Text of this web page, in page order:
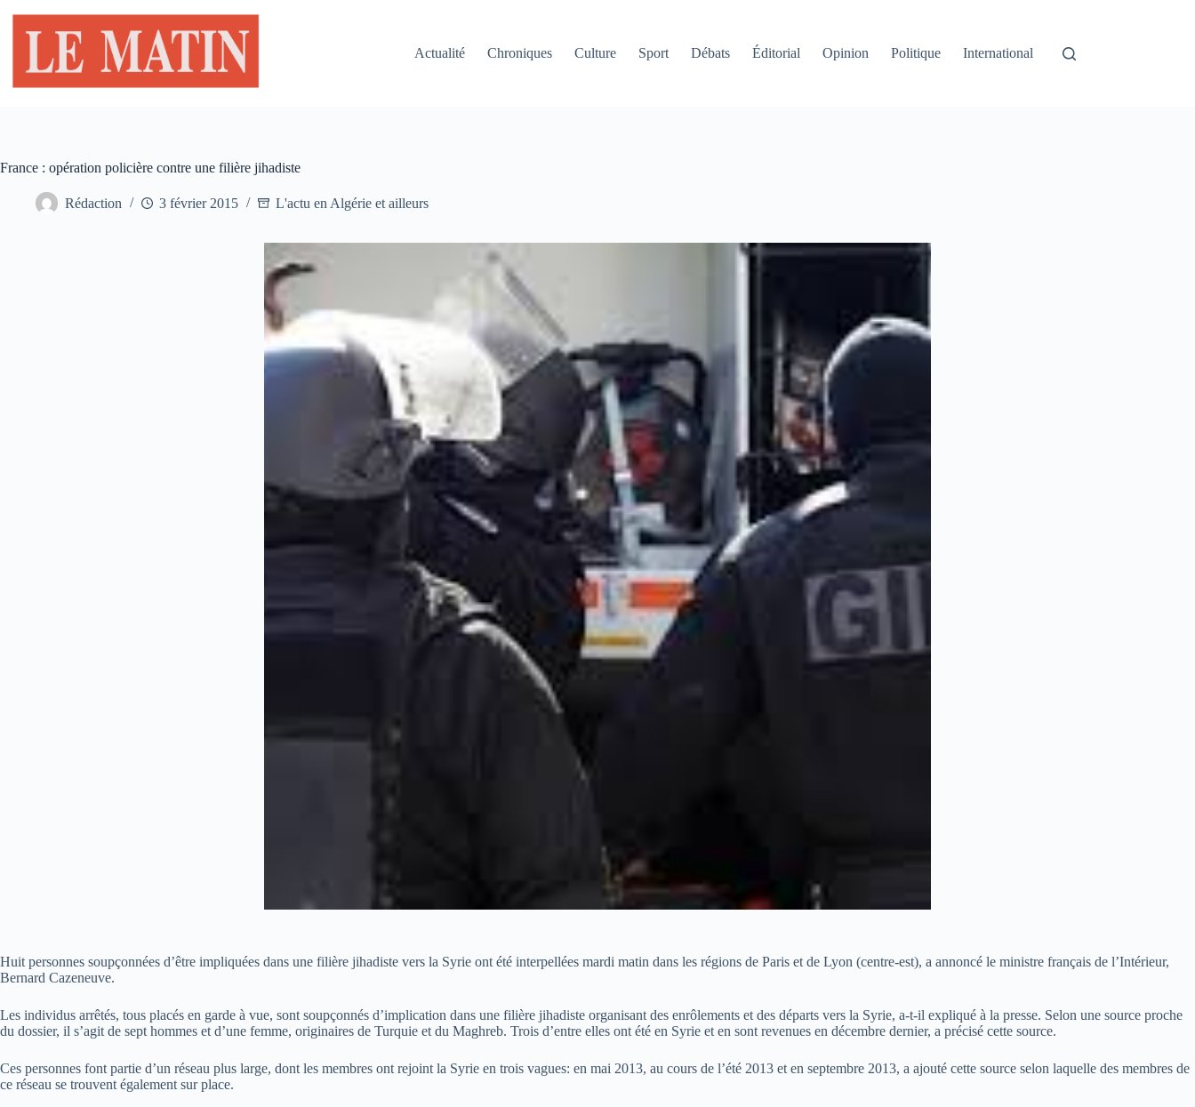
contenu
Actualité
Chroniques Culture Sport Débats Éditorial Opinion Politique International
France : opération policière contre une filière jihadiste
Rédaction 3 février 2015 L'actu en Algérie et ailleurs
Huit personnes soupçonnées d’être impliquées dans une filière jihadiste vers la Syrie ont été interpellées mardi matin dans les régions de Paris et de Lyon (centre-est), a annoncé le ministre français de l’Intérieur,
Bernard Cazeneuve.
Les individus arrêtés, tous placés en garde à vue, sont soupçonnés d’implication dans une filière jihadiste organisant des enrôlements et des départs vers la Syrie, a-t-il expliqué à la presse. Selon une source proche
du dossier, il s’agit de sept hommes et d’une femme, originaires de Turquie et du Maghreb. Trois d’entre elles ont été en Syrie et en sont revenues en décembre dernier, a précisé cette source.
Ces personnes font partie d’un réseau plus large, dont les membres ont rejoint la Syrie en trois vagues: en mai 2013, au cours de l’été 2013 et en septembre 2013, a ajouté cette source selon laquelle des membres de
ce réseau se trouvent également sur place.